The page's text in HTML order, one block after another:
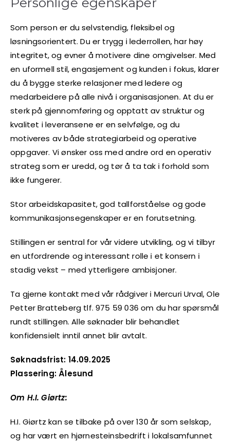
Som person er du selvstendig, fleksibel og
løsningsorientert. Du er trygg i lederrollen, har høy
integritet, og evner å motivere dine omgivelser. Med
en uformell stil, engasjement og kunden i fokus, klarer
du å bygge sterke relasjoner med ledere og
medarbeidere på alle nivå i organisasjonen. At du er
sterk på gjennomføring og opptatt av struktur og
kvalitet i leveransene er en selvfølge, og du
motiveres av både strategiarbeid og operative
oppgaver. Vi ønsker oss med andre ord en operativ
strateg som er uredd, og tør å ta tak i forhold som
ikke fungerer.
Stor arbeidskapasitet, god tallforståelse og gode
kommunikasjonsegenskaper er en forutsetning.
Stillingen er sentral for vår videre utvikling, og vi tilbyr
en utfordrende og interessant rolle i et konsern i
stadig vekst – med ytterligere ambisjoner.
Ta gjerne kontakt med vår rådgiver i Mercuri Urval, Ole
Petter Bratteberg tlf. 975 59 036 om du har spørsmål
rundt stillingen. Alle søknader blir behandlet
konfidensielt inntil annet blir avtalt.
Søknadsfrist: 14.09.2025
Plassering: Ålesund
Om H.I. Giørtz:
H.I. Giørtz kan se tilbake på over 130 år som selskap,
og har vært en hjørnesteinsbedrift i lokalsamfunnet